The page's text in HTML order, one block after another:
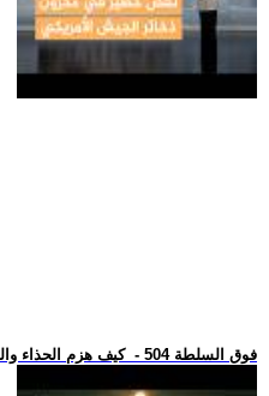
.. فوق السلطة 504 - كيف هزم الحذاء والشورت الأخبار؟